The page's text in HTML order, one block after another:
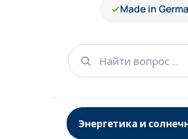
Made in
Энергетика и